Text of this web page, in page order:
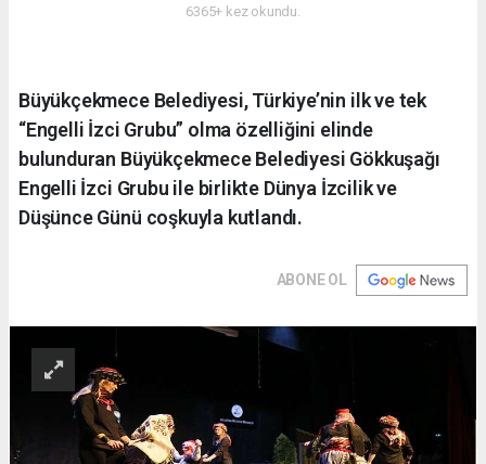
6365+ kez okundu.
Büyükçekmece Belediyesi, Türkiye’nin ilk ve tek
“Engelli İzci Grubu” olma özelliğini elinde
bulunduran Büyükçekmece Belediyesi Gökkuşağı
Engelli İzci Grubu ile birlikte Dünya İzcilik ve
Düşünce Günü coşkuyla kutlandı.
ABONE OL